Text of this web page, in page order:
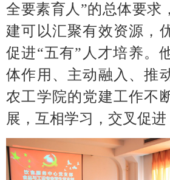
全要素育人”的总体要求
建可以汇聚有效资源，
促进“五有”人才培养。
体作用、主动融入、推
农工学院的党建工作不
展，互相学习，交叉促进